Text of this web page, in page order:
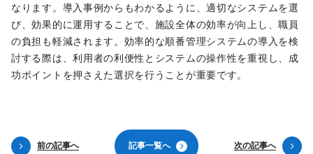
なります。導入事例からもわかるように、適切なシステムを選
び、効果的に運用することで、施設全体の効率が向上し、職員
の負担も軽減されます。効率的な順番管理システムの導入を検
討する際は、利用者の利便性とシステムの操作性を重視し、成
功ポイントを押さえた選択を行うことが重要です。
前の記事へ 記事一覧へ 次の記事へ